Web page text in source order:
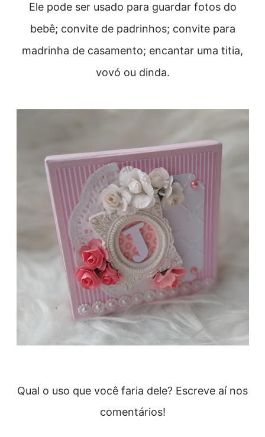
Ele pode ser usado para guardar fotos do
bebê; convite de padrinhos; convite para
madrinha de casamento; encantar uma titia,
vovó ou dinda.
Qual o uso que você faria dele? Escreve aí nos
comentários!